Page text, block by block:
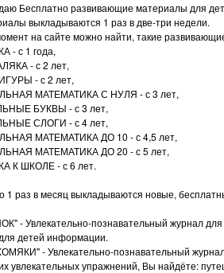
Бесплатно развивающие материалы для
выкладываются 1 раз в две-три недели.
на сайте можно найти, такие
- с 1 года,
- с 2 лет,
- с 2 лет,
МАТЕМАТИКА С НУЛЯ - с 3 лет,
БУКВЫ - с 3 лет,
СЛОГИ - с 4 лет,
МАТЕМАТИКА ДО 10 - с 4,5 лет,
МАТЕМАТИКА ДО 20 - с 5 лет,
К ШКОЛЕ - с 6 лет.
1 раз в месяц выкладываются новые,
- Увлекательно-познавательный журнал для
детей информации.
- Увлекательно-познавательный журнал
увлекательных упражнений, Вы найдёте: